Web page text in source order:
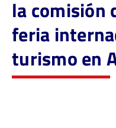
la comisión
feria
turismo en